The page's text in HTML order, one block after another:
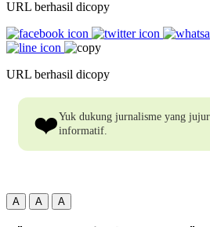
URL berhasil dicopy
URL berhasil dicopy
❤️Yuk dukung jurnalisme yang
informatif.
A A A